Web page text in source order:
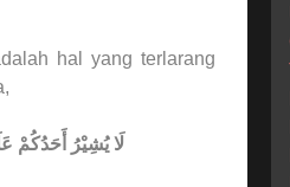
hal yang terlarang
لَا يُشِيْرُ أَحَدُكُمْ